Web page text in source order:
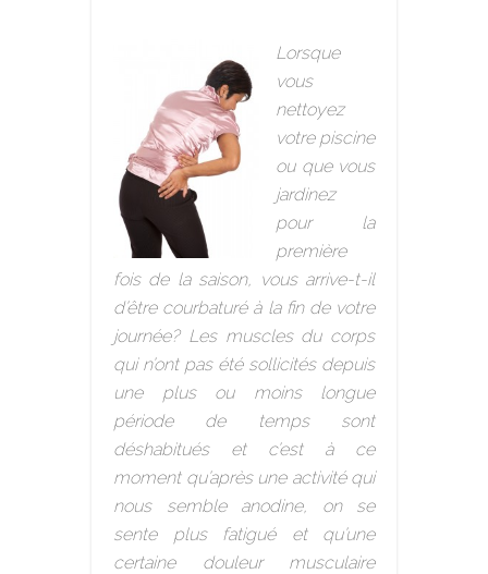
Lorsque
vous
nettoyez
votre piscine
ou que vous
jardinez
pour la
première
fois de la saison, vous arrive-t-il
d’être courbaturé à la fin de votre
journée? Les muscles du corps
qui n’ont pas été sollicités depuis
une plus ou moins longue
période de temps sont
déshabitués et c’est à ce
moment qu’après une activité qui
nous semble anodine, on se
sente plus fatigué et qu’une
certaine douleur musculaire